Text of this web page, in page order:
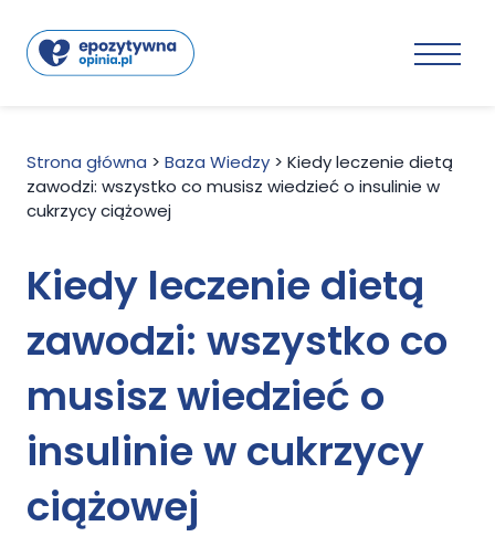
Strona główna > Baza Wiedzy > Kiedy leczenie dietą
zawodzi: wszystko co musisz wiedzieć o insulinie w
cukrzycy ciążowej
Kiedy leczenie dietą
zawodzi: wszystko co
musisz wiedzieć o
insulinie w cukrzycy
ciążowej